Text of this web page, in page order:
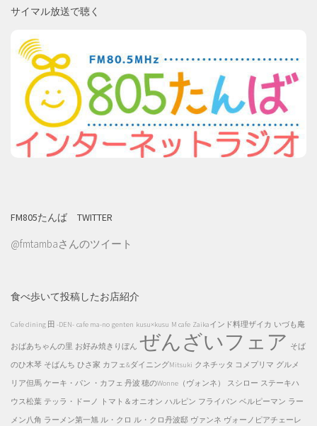
サイマル放送で聴く
FM805たんば TWITTER
@fmtambaさんのツイート
食べ歩いて投稿したお店紹介
Cafe dining 田 -DEN- cafe ma-no genten kusu×kusu M cafe Zaikaインド料理ザイカ いづも庵
おばあちゃんの里 お好み焼きりぼん ぜんざいフェア そば
のひ木琴 そばんち ひさ家 カフェ&ダイニングMitsuki クネチッタ コメプリマ グルメ
リア但馬 ケーキ・パン ・カフェ 丹波 穂のWonne（ヴォンネ） スシロー ステーキハ
ウス松葉 テッラ・ドーノ トマト＆オニオン ハルピン フライパン ベルピーマン ラー
メン八角 ラーメン第一旭 ル・クロ ル・クロ丹波邸 ヴァンネ ヴォーノピアチェーレ